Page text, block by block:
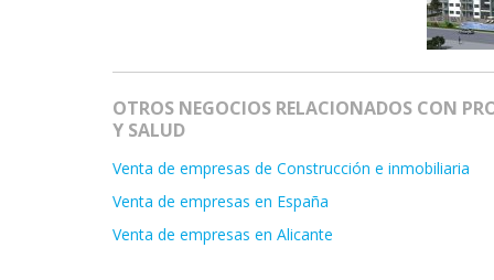
OTROS NEGOCIOS RELACIONADOS CON
Y SALUD
Venta de empresas de Construcción e inmobiliaria
Venta de empresas en España
Venta de empresas en Alicante